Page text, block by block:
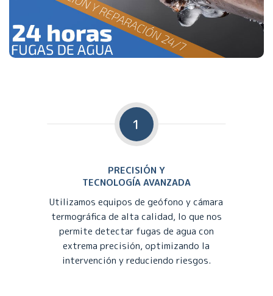
1
PRECISIÓN Y
TECNOLOGÍA AVANZADA
Utilizamos equipos de geófono y cámara
termográfica de alta calidad, lo que nos
permite detectar fugas de agua con
extrema precisión, optimizando la
intervención y reduciendo riesgos.